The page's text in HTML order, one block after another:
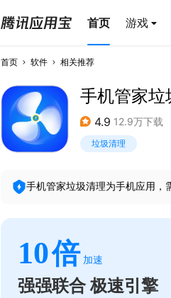
首页 游戏
首页 软件 相关推荐
手机管家垃
4.9 12.9万下载
垃圾清理
手机管家垃圾清理为手机应用，
10倍 加速
强强联合 极速引擎